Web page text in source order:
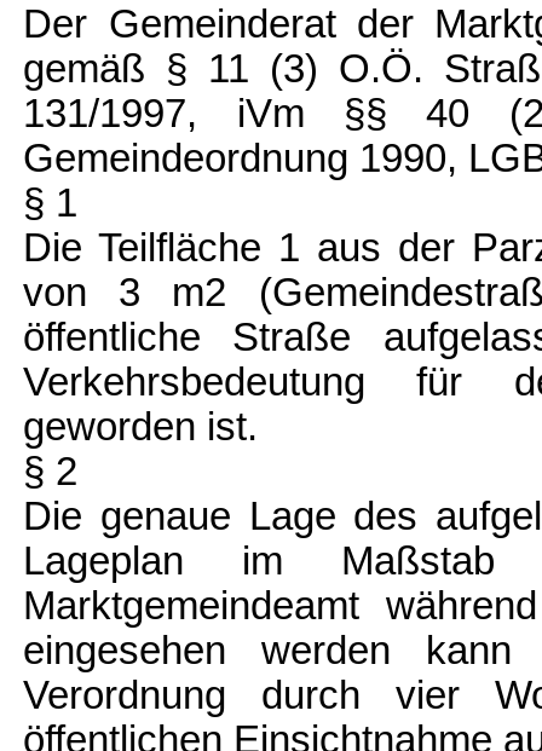
Der Gemeinderat der
gemäß § 11 (3) O.Ö.
131/1997, iVm §§ 40
Gemeindeordnung 1990,
§ 1
Die Teilfläche 1 aus der
von 3 m2
öffentliche Straße
Verkehrsbedeutung für
geworden ist.
§ 2
Die genaue Lage des
Lageplan im
Marktgemeindeamt
eingesehen werden
Verordnung durch vier
öffentlichen Einsichtnahme